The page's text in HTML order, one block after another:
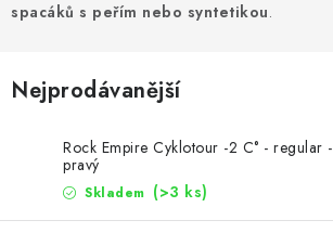
PENĚŽENKY
DOPLŇKY A PŘÍSLUŠENSTVÍ
spacáků s peřím nebo syntetikou.
Nejprodávanější
Rock Empire Cyklotour -2 C° - regular -
pravý
Skladem (>3 ks)